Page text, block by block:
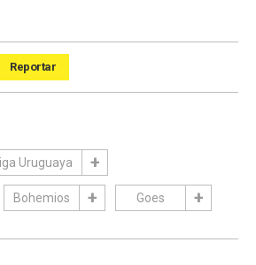
Reportar
Uruguaya
Bohemios Goes